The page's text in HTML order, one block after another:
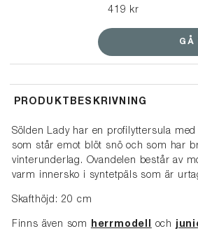
Kombinationen av
passform och
torra, bekväma
kyliga dagar.
jag upplevt!"
419 kr
GÅ
PRODUKTBESKRIVNING
Sölden Lady har en profilyttersula
som står emot blöt snö och som har
vinterunderlag. Ovandelen består av
varm innersko i syntetpäls som är
Skafthöjd: 20 cm
Finns även som herrmodell och